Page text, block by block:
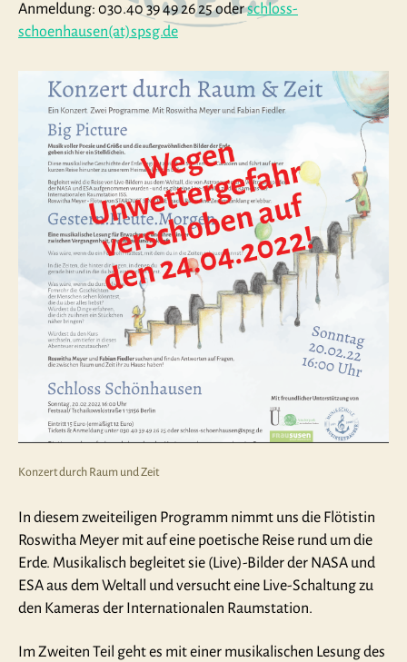
Anmeldung: 030.40 39 49 26 25 oderschloss-
schoenhausen(at)spsg.de
Konzert durch Raum und Zeit
In diesem zweiteiligen Programm nimmt uns die Flötistin
Roswitha Meyer mit auf eine poetische Reise rund um die
Erde. Musikalisch begleitet sie (Live)-Bilder der NASA und
ESA aus dem Weltall und versucht eine Live-Schaltung zu
den Kameras der Internationalen Raumstation.
Im Zweiten Teil geht es mit einer musikalischen Lesung des